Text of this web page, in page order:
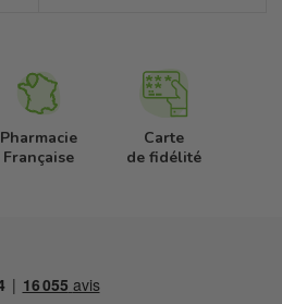
Pharmacie
Française
Carte
de fidélité